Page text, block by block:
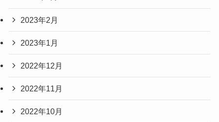
2023年2月
2023年1月
2022年12月
2022年11月
2022年10月